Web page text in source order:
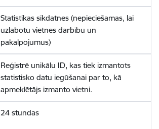
Statistikas sīkdatnes (nepieciešamas, lai
uzlabotu vietnes darbību un
pakalpojumus)
Reģistrē unikālu ID, kas tiek izmantots
statistisko datu iegūšanai par to, kā
apmeklētājs izmanto vietni.
24 stundas